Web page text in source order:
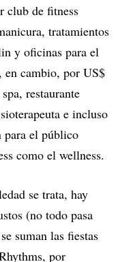
club de fitness
tratamientos
y oficinas para el
, en cambio, por US$
restaurante
e incluso
para el público
como el wellness.
se trata, hay
(no todo pasa
suman las fiestas
por